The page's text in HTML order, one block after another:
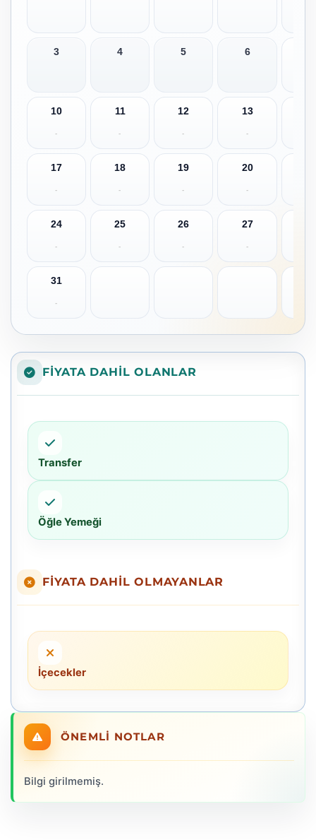
3 4 5 6
10
-
11
-
12
-
13
-
17
-
18
-
19
-
20
-
24
-
25
-
26
-
27
-
31
-
FIYATA DAHIL OLANLAR
Transfer
Öğle Yemeği
FIYATA DAHIL OLMAYANLAR
İçecekler
ÖNEMLI NOTLAR
Bilgi girilmemiş.